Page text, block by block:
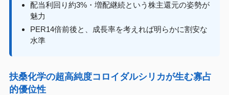
配当利回り約3%・増配継続という株主還元の姿勢が
魅力
PER14倍前後と、成長率を考えれば明らかに割安な
水準
扶桑化学の超高純度コロイダルシリカが生む寡占
的優位性